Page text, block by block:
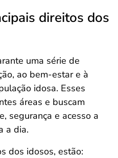
direitos dos
uma série de
ao bem-estar e à
idosa. Esses
áreas e buscam
segurança e acesso a
a dia.
dos idosos, estão: